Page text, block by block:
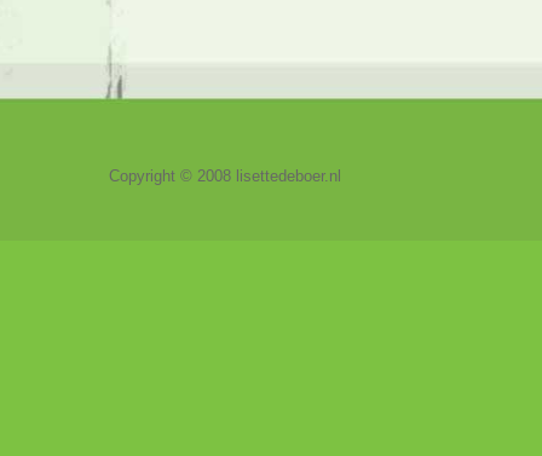
Copyright © 2008 lisettedeboer.nl